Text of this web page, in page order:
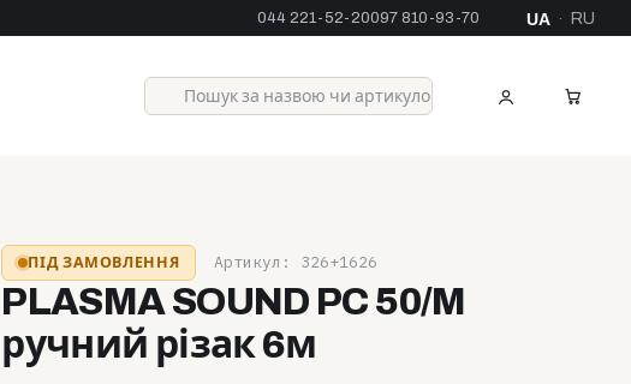
044 221-52-20097 810-93-70 UA · RU
PLASMA SOUND PC 50/M
ручний різак 6м
ПІД ЗАМОВЛЕННЯ Артикул: 326+1626